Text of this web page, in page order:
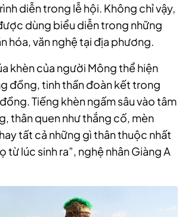
diễn trong lễ hội. Không chỉ vậy,
dùng biểu diễn trong những
hóa, văn nghệ tại địa phương.
khèn của người Mông thể hiện
đồng, tinh thần đoàn kết trong
Tiếng khèn ngấm sâu vào tâm
thân quen như thắng cố, mèn
tất cả những gì thân thuộc nhất
từ lúc sinh ra”, nghệ nhân Giàng A